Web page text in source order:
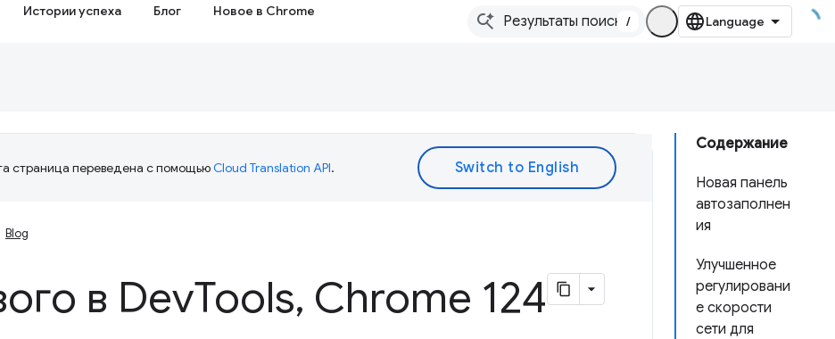
Истории успеха Блог Новое в Chrome
/
Содержание
Новая панель
автозаполнен
ия
Улучшенное
регулировани
е скорости
сети для
страница переведена с помощьюCloud Translation API.
Blog
в DevTools, Chrome 124